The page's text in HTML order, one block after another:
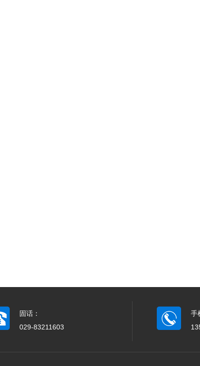
固话：
029-83211603
手